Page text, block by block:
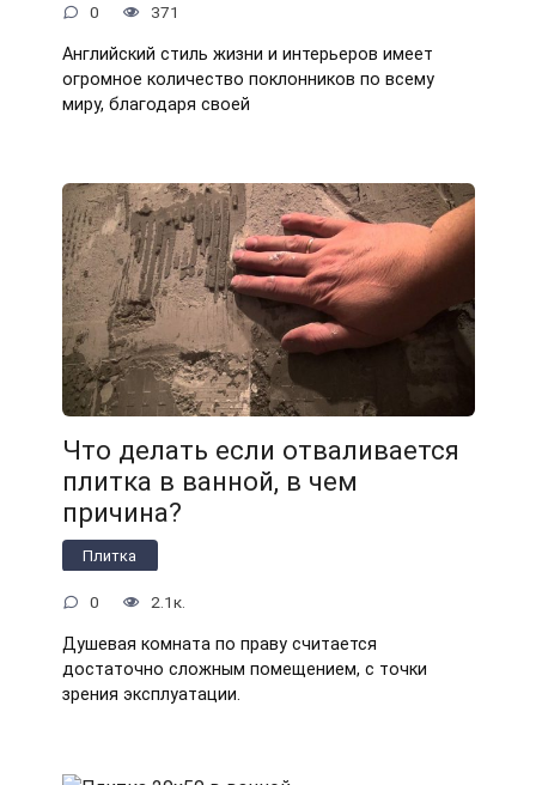
0 371
Английский стиль жизни и интерьеров имеет
огромное количество поклонников по всему
миру, благодаря своей
Что делать если отваливается
плитка в ванной, в чем
причина?
Плитка
0 2.1к.
Душевая комната по праву считается
достаточно сложным помещением, с точки
зрения эксплуатации.